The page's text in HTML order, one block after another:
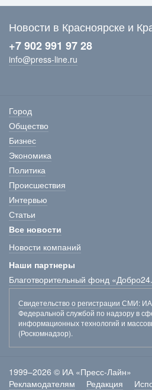
Новости в Красноярске и
+7 902 991 97 28
info@press-line.ru
Город
Общество
Бизнес
Экономика
Политика
Происшествия
Интервью
Статьи
Все новости
Новости компаний
Наши партнеры
Благотворительный фонд
Свидетельство о регистрации СМИ:
Федеральной службой по надзору в
информационных технологий и
(Роскомнадзор).
1999–2026 © ИА «Пресс-Лайн»
Рекламодателям
Редакция